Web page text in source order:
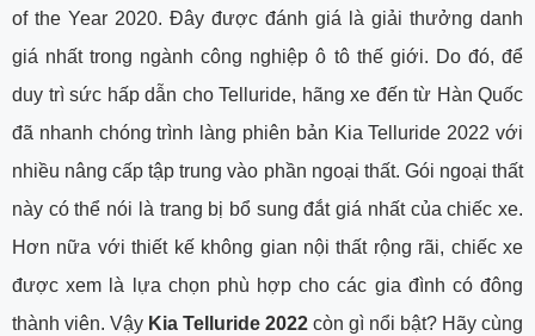
of the Year 2020. Đây được đánh giá là giải thưởng danh
giá nhất trong ngành công nghiệp ô tô thế giới. Do đó, để
duy trì sức hấp dẫn cho Telluride, hãng xe đến từ Hàn Quốc
đã nhanh chóng trình làng phiên bản Kia Telluride 2022 với
nhiều nâng cấp tập trung vào phần ngoại thất. Gói ngoại thất
này có thể nói là trang bị bổ sung đắt giá nhất của chiếc xe.
Hơn nữa với thiết kế không gian nội thất rộng rãi, chiếc xe
được xem là lựa chọn phù hợp cho các gia đình có đông
thành viên. Vậy Kia Telluride 2022 còn gì nổi bật? Hãy cùng